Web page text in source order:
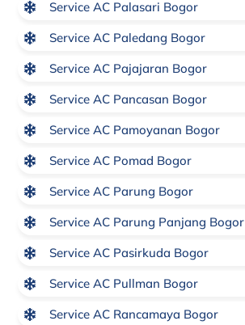
Service AC Palasari Bogor
Service AC Paledang Bogor
Service AC Pajajaran Bogor
Service AC Pancasan Bogor
Service AC Pamoyanan Bogor
Service AC Pomad Bogor
Service AC Parung Bogor
Service AC Parung Panjang Bogor
Service AC Pasirkuda Bogor
Service AC Pullman Bogor
Service AC Rancamaya Bogor